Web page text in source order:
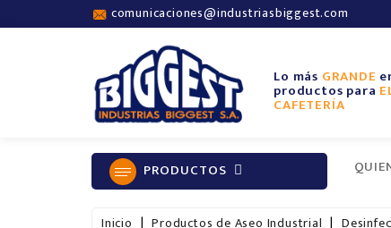
comunicaciones@industriasbiggest.com
Lo más GRANDE
productos para
CAFETERÍA
PRODUCTOS
Inicio Productos de Aseo Industrial